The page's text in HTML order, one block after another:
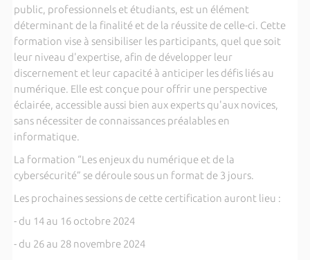
public, professionnels et étudiants, est un élément
déterminant de la finalité et de la réussite de celle-ci. Cette
formation vise à sensibiliser les participants, quel que soit
leur niveau d'expertise, afin de développer leur
discernement et leur capacité à anticiper les défis liés au
numérique. Elle est conçue pour offrir une perspective
éclairée, accessible aussi bien aux experts qu'aux novices,
sans nécessiter de connaissances préalables en
informatique.
La formation “Les enjeux du numérique et de la
cybersécurité” se déroule sous un format de 3 jours.
Les prochaines sessions de cette certification auront lieu :
- du 14 au 16 octobre 2024
- du 26 au 28 novembre 2024